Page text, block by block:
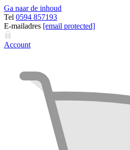
Ga naar de inhoud
Tel 0594 857193
E-mailadres [email protected]
Account